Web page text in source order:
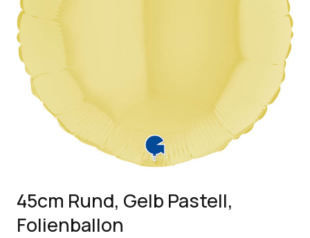
45cm Rund, Gelb Pastell,
Folienballon